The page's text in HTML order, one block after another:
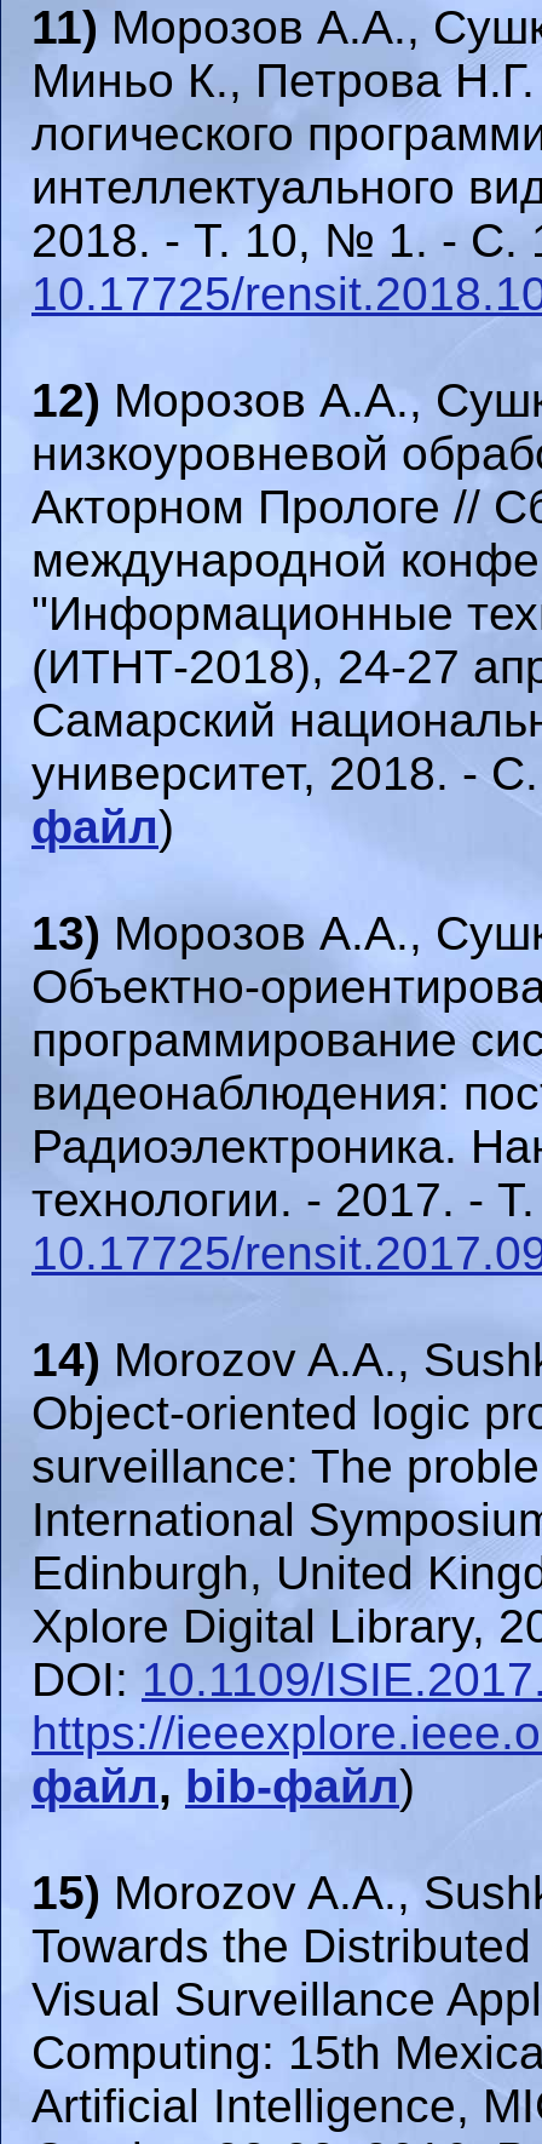
11) Морозов А.А.,
Миньо К., Петрова Н.Г.
логического
интеллектуального
2018. - Т. 10, № 1. - С.
10.17725/
12) Морозов А.А.,
низкоуровневой
Акторном Прологе //
международной
"Информационные
(ИТНТ-2018), 24-27
Самарский
университет, 2018. -
файл)
13) Морозов А.А.,
Объектно-
программирование
видеонаблюдения:
Радиоэлектроника.
технологии. - 2017. -
10.17725/
14) Morozov A.A.,
Object-oriented logic
surveillance: The
International
Edinburgh, United
Xplore Digital Library,
DOI: 10.1109/
https://
файл, bib-файл)
15) Morozov A.A.,
Towards the
Visual Surveillance
Computing: 15th
Artificial Intelligence,